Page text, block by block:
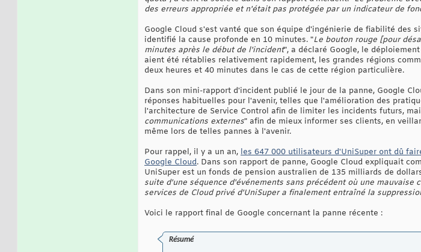
des erreurs appropriée et n'était pas protégée par un indicateur de
Google Cloud s'est vanté que son équipe d'ingénierie de fiabilité des
identifié la cause profonde en 10 minutes. "Le bouton rouge [pour
minutes après le début de l'incident", a déclaré Google, le
aient été rétablies relativement rapidement, les grandes régions
deux heures et 40 minutes dans le cas de cette région particulière.
Dans son mini-rapport d'incident publié le jour de la panne, Google
réponses habituelles pour l'avenir, telles que l'amélioration des
l'architecture de Service Control afin de limiter les incidents futurs,
communications externes" afin de mieux informer ses clients, en
même lors de telles pannes à l'avenir.
Pour rappel, il y a un an, les 647 000 utilisateurs d'UniSuper ont dû
Google Cloud. Dans son rapport de panne, Google Cloud expliquait
UniSuper est un fonds de pension australien de 135 milliards de
suite d'une séquence d'événements sans précédent où une
services de Cloud privé d'UniSuper a finalement entraîné la
Voici le rapport final de Google concernant la panne récente :
Résumé